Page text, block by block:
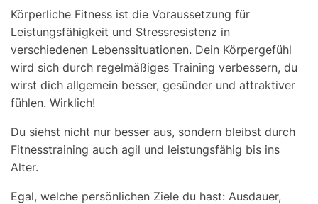
Körperliche Fitness ist die Voraussetzung für
Leistungsfähigkeit und Stressresistenz in
verschiedenen Lebenssituationen. Dein Körpergefühl
wird sich durch regelmäßiges Training verbessern, du
wirst dich allgemein besser, gesünder und attraktiver
fühlen. Wirklich!
Du siehst nicht nur besser aus, sondern bleibst durch
Fitnesstraining auch agil und leistungsfähig bis ins
Alter.
Egal, welche persönlichen Ziele du hast: Ausdauer,